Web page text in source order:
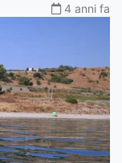
4 anni fa